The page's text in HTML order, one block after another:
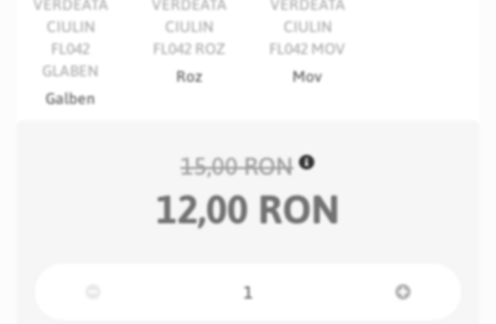
Galben
Roz Mov
15,00 RON
12,00 RON